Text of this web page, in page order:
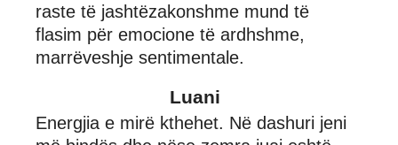
raste të jashtëzakonshme mund të
flasim për emocione të ardhshme,
marrëveshje sentimentale.
Luani
Energjia e mirë kthehet. Në dashuri jeni